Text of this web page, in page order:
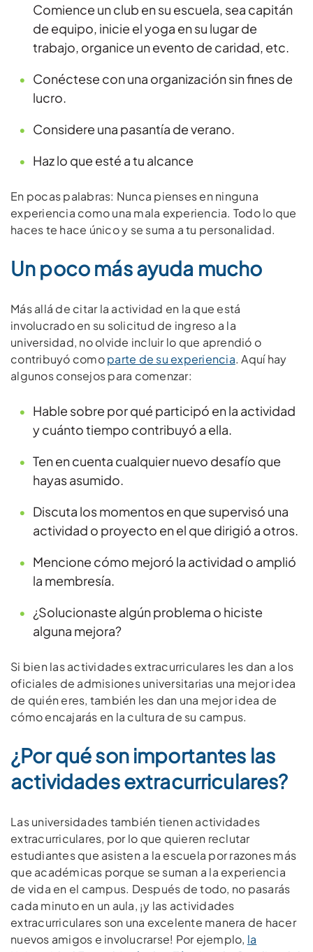
Comience un club en su escuela, sea capitán
de equipo, inicie el yoga en su lugar de
trabajo, organice un evento de caridad, etc.
Conéctese con una organización sin fines de
lucro.
Considere una pasantía de verano.
Haz lo que esté a tu alcance
En pocas palabras: Nunca pienses en ninguna
experiencia como una mala experiencia. Todo lo que
haces te hace único y se suma a tu personalidad.
Un poco más ayuda mucho
Más allá de citar la actividad en la que está
involucrado en su solicitud de ingreso a la
universidad, no olvide incluir lo que aprendió o
contribuyó comoparte de su experiencia. Aquí hay
algunos consejos para comenzar:
Hable sobre por qué participó en la actividad
y cuánto tiempo contribuyó a ella.
Ten en cuenta cualquier nuevo desafío que
hayas asumido.
Discuta los momentos en que supervisó una
actividad o proyecto en el que dirigió a otros.
Mencione cómo mejoró la actividad o amplió
la membresía.
¿Solucionaste algún problema o hiciste
alguna mejora?
Si bien las actividades extracurriculares les dan a los
oficiales de admisiones universitarias una mejor idea
de quién eres, también les dan una mejor idea de
cómo encajarás en la cultura de su campus.
¿Por qué son importantes las
actividades extracurriculares?
Las universidades también tienen actividades
extracurriculares, por lo que quieren reclutar
estudiantes que asisten a la escuela por razones más
que académicas porque se suman a la experiencia
de vida en el campus. Después de todo, no pasarás
cada minuto en un aula, ¡y las actividades
extracurriculares son una excelente manera de hacer
nuevos amigos e involucrarse! Por ejemplo, la